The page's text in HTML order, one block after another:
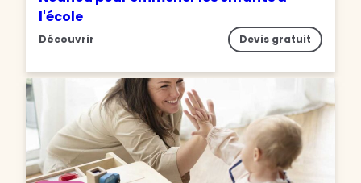
l'école
Découvrir Devis gratuit